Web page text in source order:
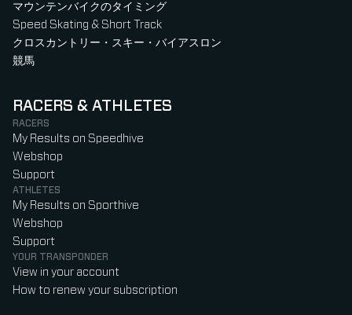
マウンテンバイクのタイミング
Speed Skating & Short Track
クロスカントリー・スキー・バイアスロン
競馬
RACERS & ATHLETES
RACERS
My Results on Speedhive
Webshop
Support
ATHLETES
My Results on Sporthive
Webshop
Support
YOUR TRANSPONDER
View in your account
How to renew your subscription